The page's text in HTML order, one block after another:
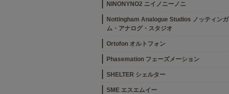
NINONYNO2 ニイノニーノニ
Nottingham Analogue Studios ノッティンガ
ム・アナログ・スタジオ
Ortofon オルトフォン
Phasemation フェーズメーション
SHELTER シェルター
SME エスエムイー